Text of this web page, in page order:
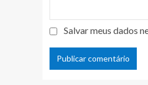
Salvar meus dados